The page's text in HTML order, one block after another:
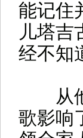
能记住
儿塔吉
经不知
从他
歌影响